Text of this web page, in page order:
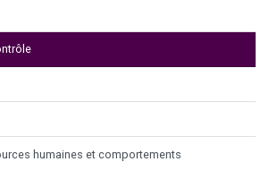
humaines et comportements